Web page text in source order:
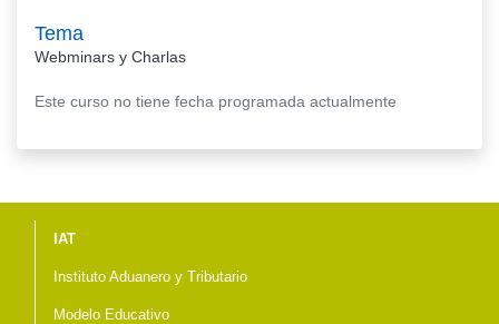
Tema
Webminars y Charlas
Este curso no tiene fecha programada actualmente
Menú del pie
IAT
Instituto Aduanero y Tributario
Modelo Educativo